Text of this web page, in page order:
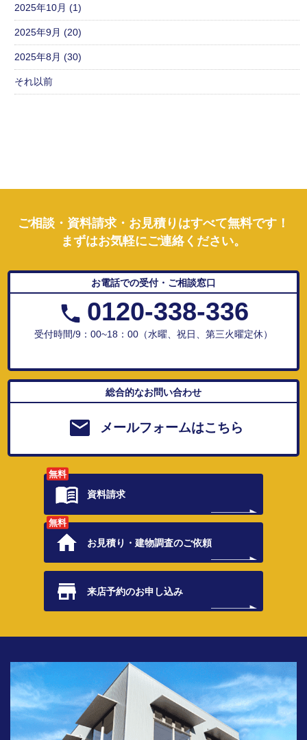
2025年10月 (1)
2025年9月 (20)
2025年8月 (30)
それ以前
ご相談・資料請求・お見積りはすべて無料です！
まずはお気軽にご連絡ください。
お電話での受付・ご相談窓口
0120-338-336
受付時間/9：00~18：00（水曜、祝日、第三火曜定休）
総合的なお問い合わせ
メールフォームはこちら
無料
資料請求
無料
お見積り・建物調査のご依頼
来店予約のお申し込み